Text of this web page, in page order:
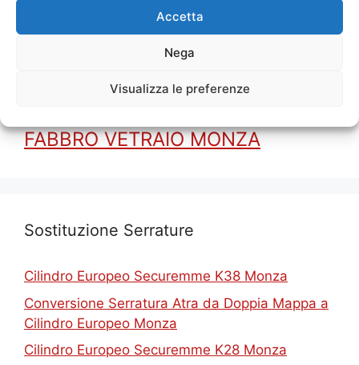
Accetta
Nega
Visualizza le preferenze
Cilindro Europeo Securemme K38 Monza
FABBRO VETRAIO MONZA
Sostituzione Serrature
Cilindro Europeo Securemme K38 Monza
Conversione Serratura Atra da Doppia Mappa a
Cilindro Europeo Monza
Cilindro Europeo Securemme K28 Monza